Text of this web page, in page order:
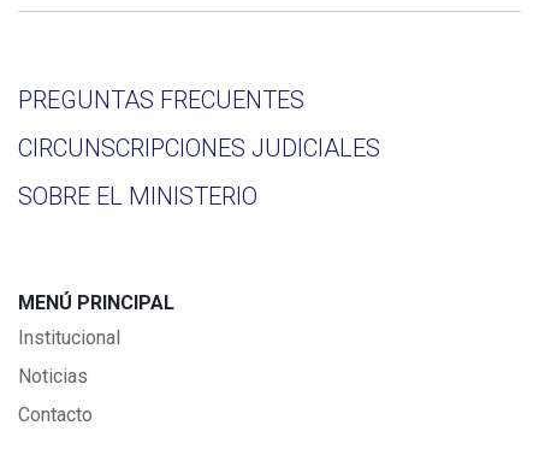
PREGUNTAS FRECUENTES
CIRCUNSCRIPCIONES JUDICIALES
SOBRE EL MINISTERIO
MENÚ PRINCIPAL
Institucional
Noticias
Contacto